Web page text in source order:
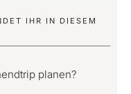
IHR IN DIESEM
planen?